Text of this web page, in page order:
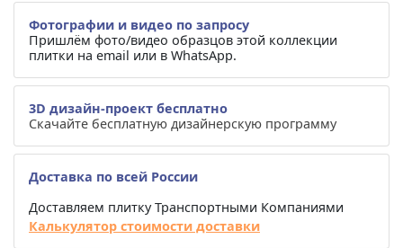
Фотографии и видео по запросу
Пришлём фото/видео образцов этой коллекции
плитки на email или в WhatsApp.
3D дизайн-проект бесплатно
Скачайте бесплатную дизайнерскую программу
Доставка по всей России
Доставляем плитку Транспортными Компаниями
Калькулятор стоимости доставки